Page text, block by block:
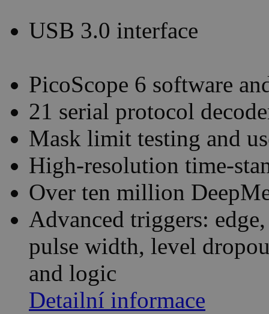
USB 3.0 interface
PicoScope 6 software
21 serial protocol
Mask limit testing and
High-resolution time-
Over ten million
Advanced triggers:
pulse width, level
and logic
Detailní informace